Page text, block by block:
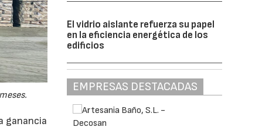
ganancia
El vidrio aislante refuerza su papel
en la eficiencia energética de los
edificios
EMPRESAS DESTACADAS